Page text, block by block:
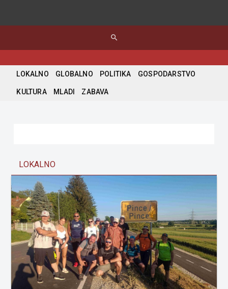
search
LOKALNO GLOBALNO POLITIKA GOSPODARSTVO
KULTURA MLADI ZABAVA
LOKALNO